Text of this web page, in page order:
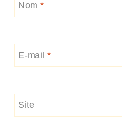
Nom *
E-mail *
Site